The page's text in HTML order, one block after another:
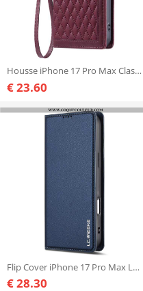
Housse iPhone 17 Pro Max Classique Matelassée
€ 23.60
Flip Cover iPhone 17 Pro Max LC.IMEEE
€ 28.30